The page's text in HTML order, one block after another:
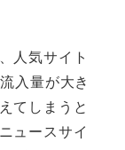
人気サイト
入量が大き
てしまうと
ュースサイ